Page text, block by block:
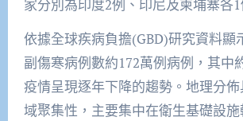
家分別為印度2例、印尼及柬埔寨各1
依據全球疾病負擔(GBD)研究資料顯
副傷寒病例數約172萬例病例，其中
疫情呈現逐年下降的趨勢。地理分
域聚集性，主要集中在衛生基礎設